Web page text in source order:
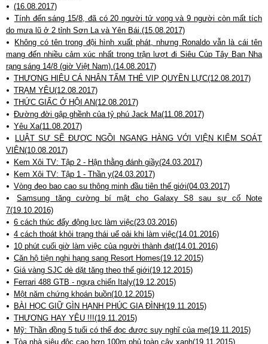
(16.08.2017)
Tính đến sáng 15/8, đã có 20 người tử vong và 9 người còn mất tích
do mưa lũ ở 2 tỉnh Sơn La và Yên Bái.(15.08.2017)
Không có tên trong đội hình xuất phát, nhưng Ronaldo vẫn là cái tên
mang đến nhiều cảm xúc nhất trong trận lượt đi Siêu Cúp Tây Ban Nha
rạng sáng 14/8 (giờ Việt Nam).(14.08.2017)
THƯƠNG HIỆU CÁ NHÂN TẤM THẺ VIP QUYỀN LỰC(12.08.2017)
TRẠM YÊU(12.08.2017)
THỨC GIẤC Ở HỘI AN(12.08.2017)
Đường đời gập ghềnh của tỷ phú Jack Ma(11.08.2017)
Yêu Xa(11.08.2017)
LUẬT SƯ SẼ ĐƯỢC NGỒI NGANG HÀNG VỚI VIỆN KIỂM SOÁT
VIÊN(10.08.2017)
Kem Xôi TV: Tập 2 - Hận thằng đánh giầy(24.03.2017)
Kem Xôi TV: Tập 1 - Thần y(24.03.2017)
Vòng đeo bao cao su thông minh đầu tiên thế giới(04.03.2017)
Samsung tăng cường bí mật cho Galaxy S8 sau sự cố Note
7(19.10.2016)
6 cách thúc đẩy động lực làm việc(23.03.2016)
4 cách thoát khỏi trạng thái uể oải khi làm việc(14.01.2016)
10 phút cuối giờ làm việc của người thành đạt(14.01.2016)
Căn hộ tiện nghi hạng sang Resort Homes(19.12.2015)
Giá vàng SJC dè dặt tăng theo thế giới(19.12.2015)
Ferrari 488 GTB - ngựa chiến Italy(19.12.2015)
Một năm chứng khoán buồn(10.12.2015)
BÀI HỌC GIỮ GÌN HẠNH PHÚC GIA ĐÌNH(19.11.2015)
THƯƠNG HAY YÊU !!!(19.11.2015)
Mỹ: Thần đồng 5 tuổi có thể đọc được suy nghĩ của mẹ(19.11.2015)
Tòa nhà siêu độc cao hơn 100m phủ toàn cây xanh(19.11.2015)